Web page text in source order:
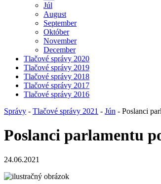
Júl
August
September
Október
November
December
Tlačové správy 2020
Tlačové správy 2019
Tlačové správy 2018
Tlačové správy 2017
Tlačové správy 2016
Správy - Tlačové správy 2021 - Jún - Poslanci
Poslanci parlamentu
24.06.2021